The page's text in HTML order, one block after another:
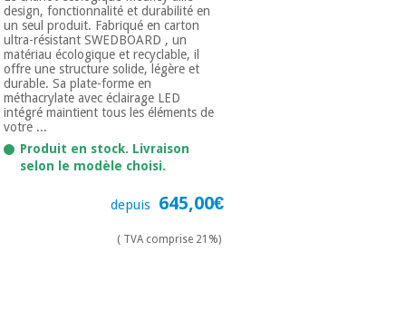
design, fonctionnalité et durabilité en
un seul produit. Fabriqué en carton
ultra-résistant SWEDBOARD , un
matériau écologique et recyclable, il
offre une structure solide, légère et
durable. Sa plate-forme en
méthacrylate avec éclairage LED
intégré maintient tous les éléments de
votre ...
Produit en stock. Livraison
selon le modèle choisi.
depuis 645,00€
( TVA comprise 21%)